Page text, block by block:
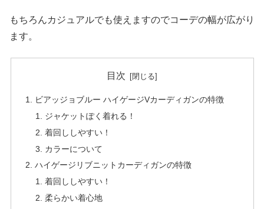
もちろんカジュアルでも使えますのでコーデの幅が広がり
ます。
目次
ビアッジョブルー ハイゲージVカーディガンの特徴
ジャケットぽく着れる！
着回ししやすい！
カラーについて
ハイゲージリブニットカーディガンの特徴
着回ししやすい！
柔らかい着心地